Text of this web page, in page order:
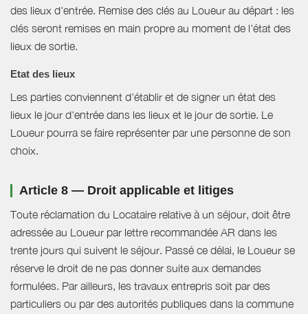
des lieux d'entrée. Remise des clés au Loueur au départ : les
clés seront remises en main propre au moment de l'état des
lieux de sortie.
Etat des lieux
Les parties conviennent d'établir et de signer un état des
lieux le jour d'entrée dans les lieux et le jour de sortie. Le
Loueur pourra se faire représenter par une personne de son
choix.
Article 8 — Droit applicable et litiges
Toute réclamation du Locataire relative à un séjour, doit être
adressée au Loueur par lettre recommandée AR dans les
trente jours qui suivent le séjour. Passé ce délai, le Loueur se
réserve le droit de ne pas donner suite aux demandes
formulées. Par ailleurs, les travaux entrepris soit par des
particuliers ou par des autorités publiques dans la commune